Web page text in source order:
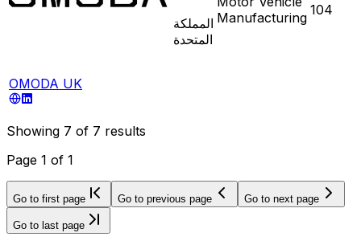
OMODA UK
المملكة
المتحدة
Manufacturing 104
Showing 7 of 7 results
Page 1 of 1
Go to first page Go to previous page Go to next page
Go to last page